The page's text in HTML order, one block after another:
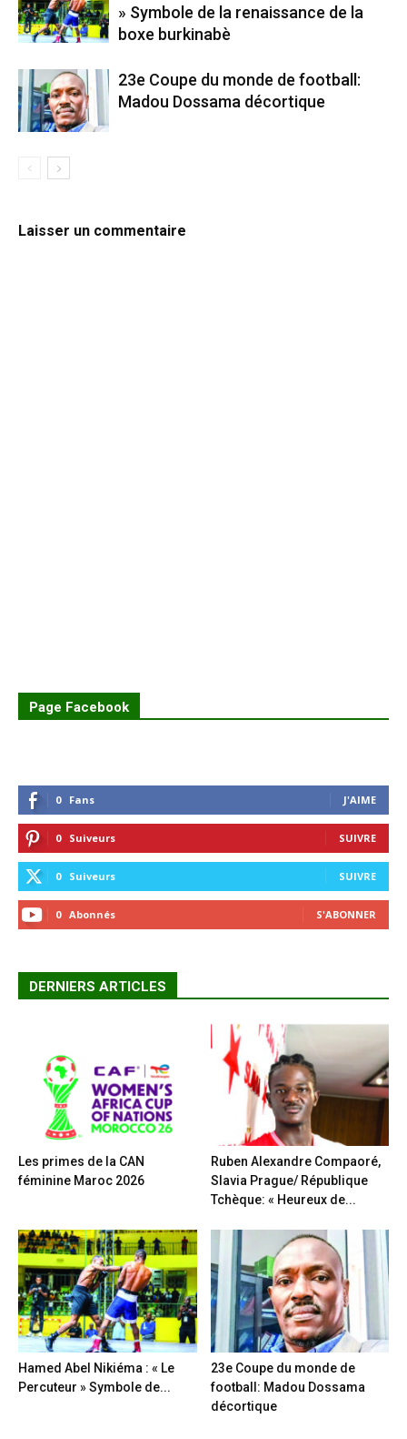
» Symbole de la renaissance de la
boxe burkinabè
23e Coupe du monde de football:
Madou Dossama décortique
Laisser un commentaire
Page Facebook
0 Fans J'AIME
0 Suiveurs SUIVRE
0 Suiveurs SUIVRE
0 Abonnés S'ABONNER
DERNIERS ARTICLES
Les primes de la CAN
féminine Maroc 2026
Ruben Alexandre Compaoré,
Slavia Prague/ République
Tchèque: « Heureux de...
Hamed Abel Nikiéma : « Le
Percuteur » Symbole de...
23e Coupe du monde de
football: Madou Dossama
décortique